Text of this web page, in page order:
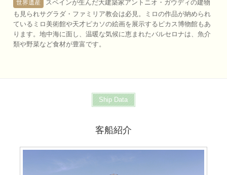
世界遺産
スペインが生んだ大建築家アントニオ・ガウディの建物
も見られサグラダ・ファミリア教会は必見。ミロの作品が納められ
ているミロ美術館や天才ピカソの絵画を展示するピカス博物館もあ
ります。地中海に面し、温暖な気候に恵まれたバルセロナは、魚介
類や野菜など食材が豊富です。
Ship Data
客船紹介